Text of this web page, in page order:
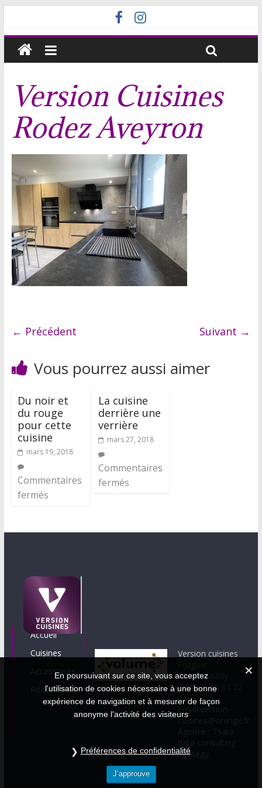
Version Cuisines
Rodez Aveyron
← Précédent Suivant →
Vous pourrez aussi aimer
Du noir et
du rouge
pour cette
cuisine
mars 19, 2018
Commentaires
fermés
La cuisine
derrière une
verrière
mars 27, 2018
Commentaires
fermés
Accueil
Cuisines
Accessoires
Réalisations
Version cuisines
12330 Valady
Port. 06 08 63 22
43
Email:version-
cuisines@orange.fr
strategy
En poursuivant sur ce site, vous acceptez
l'utilisation de cookies nécessaire à une bonne
expérience de navigation et à mesurer de façon
anonyme l'activité des visiteurs
Préférences de confidentialité
J’approuve